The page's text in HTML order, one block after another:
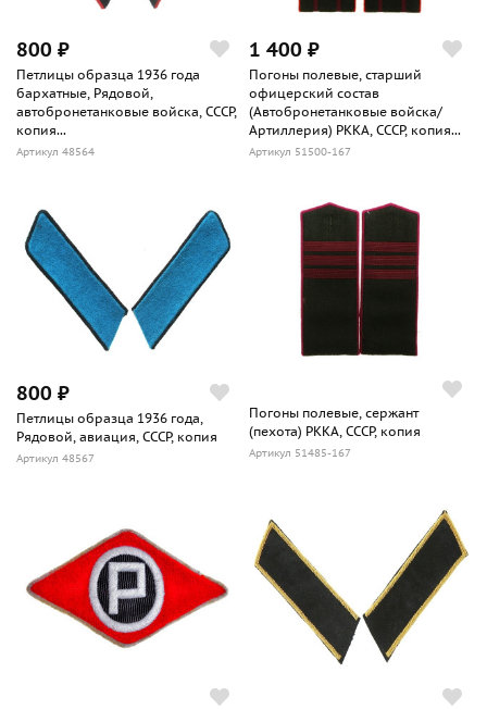
800 ₽
Петлицы образца 1936 года
бархатные, Рядовой,
автобронетанковые войска, СССР,
копия...
Артикул 48564
1 400 ₽
Погоны полевые, старший
офицерский состав
(Автобронетанковые войска/
Артиллерия) РККА, СССР, копия...
Артикул 51500-167
800 ₽
Петлицы образца 1936 года,
Рядовой, авиация, СССР, копия
Артикул 48567
Погоны полевые, сержант
(пехота) РККА, СССР, копия
Артикул 51485-167